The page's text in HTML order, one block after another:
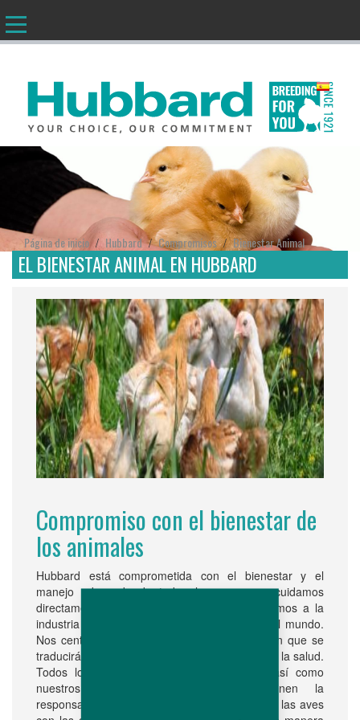
ES
Página de inicio/ Hubbard/Compromisos/Bienestar Animal
EL BIENESTAR ANIMAL EN HUBBARD
Compromiso con el bienestar de
los animales
Hubbard está comprometida con el bienestar y el
manejo adecuado de todas las aves que cuidamos
directamente, y los que producimos y vendemos a la
industria de reproductoras pesadas en todo el mundo.
Nos centramos en los métodos de explotación que se
traducirán en el aumento de bienestar animal y la salud.
Todos los miembros del equipo Hubbard, así como
nuestros productores en contrato, tienen la
responsabilidad vinculante de respetar y tratar las aves